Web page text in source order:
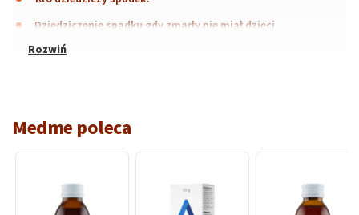
Dziedziczenie spadku gdy zmarły nie miał dzieci
Medme poleca